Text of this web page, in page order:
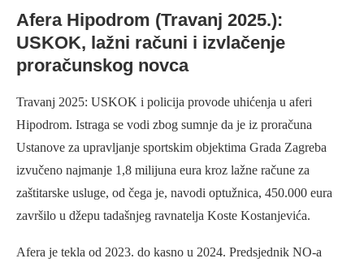
Afera Hipodrom (Travanj 2025.):
USKOK, lažni računi i izvlačenje
proračunskog novca
Travanj 2025: USKOK i policija provode uhićenja u aferi
Hipodrom. Istraga se vodi zbog sumnje da je iz proračuna
Ustanove za upravljanje sportskim objektima Grada Zagreba
izvučeno najmanje 1,8 milijuna eura kroz lažne račune za
zaštitarske usluge, od čega je, navodi optužnica, 450.000 eura
završilo u džepu tadašnjeg ravnatelja Koste Kostanjevića.
Afera je tekla od 2023. do kasno u 2024. Predsjednik NO-a